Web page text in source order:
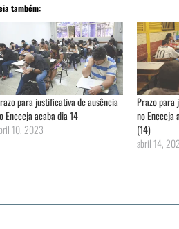
também:
para justificativa de ausência
Encceja acaba dia 14
10, 2023
Prazo para
no Encceja
(14)
abril 14,